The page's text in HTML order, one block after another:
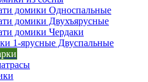
домики Односпальные
домики Двухъярусные
домики Чердаки
1-ярусные Двуспальные